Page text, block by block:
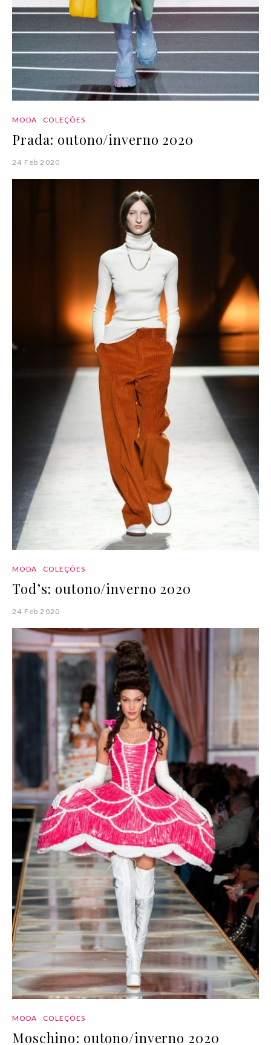
MODA COLEÇÕES
Prada: outono/inverno 2020
24 Feb 2020
MODA COLEÇÕES
Tod’s: outono/inverno 2020
24 Feb 2020
MODA COLEÇÕES
Moschino: outono/inverno 2020